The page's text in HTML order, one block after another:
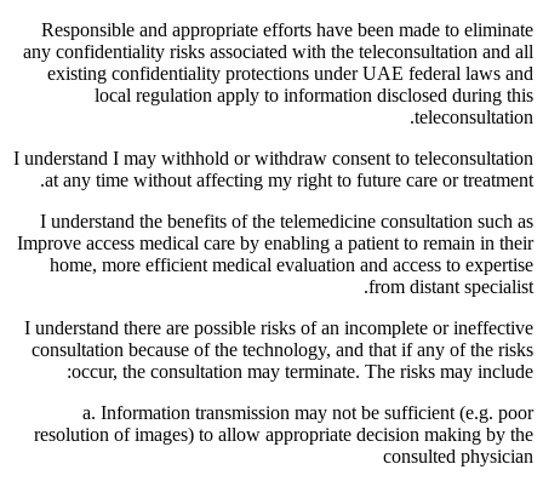
Responsible and appropriate efforts have been made to eliminate
any confidentiality risks associated with the teleconsultation and all
existing confidentiality protections under UAE federal laws and
local regulation apply to information disclosed during this
teleconsultation.
I understand I may withhold or withdraw consent to teleconsultation
at any time without affecting my right to future care or treatment.
I understand the benefits of the telemedicine consultation such as
Improve access medical care by enabling a patient to remain in their
home, more efficient medical evaluation and access to expertise
from distant specialist.
I understand there are possible risks of an incomplete or ineffective
consultation because of the technology, and that if any of the risks
occur, the consultation may terminate. The risks may include:
a. Information transmission may not be sufficient (e.g. poor
resolution of images) to allow appropriate decision making by the
consulted physician